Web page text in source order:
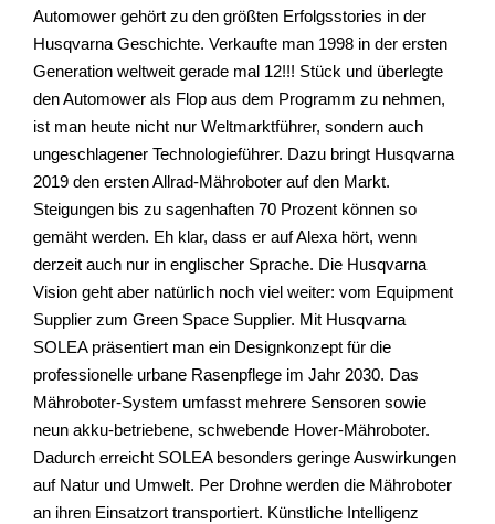
Automower gehört zu den größten Erfolgsstories in der
Husqvarna Geschichte. Verkaufte man 1998 in der ersten
Generation weltweit gerade mal 12!!! Stück und überlegte
den Automower als Flop aus dem Programm zu nehmen,
ist man heute nicht nur Weltmarktführer, sondern auch
ungeschlagener Technologieführer. Dazu bringt Husqvarna
2019 den ersten Allrad-Mähroboter auf den Markt.
Steigungen bis zu sagenhaften 70 Prozent können so
gemäht werden. Eh klar, dass er auf Alexa hört, wenn
derzeit auch nur in englischer Sprache. Die Husqvarna
Vision geht aber natürlich noch viel weiter: vom Equipment
Supplier zum Green Space Supplier. Mit Husqvarna
SOLEA präsentiert man ein Designkonzept für die
professionelle urbane Rasenpflege im Jahr 2030. Das
Mähroboter-System umfasst mehrere Sensoren sowie
neun akku-betriebene, schwebende Hover-Mähroboter.
Dadurch erreicht SOLEA besonders geringe Auswirkungen
auf Natur und Umwelt. Per Drohne werden die Mähroboter
an ihren Einsatzort transportiert. Künstliche Intelligenz